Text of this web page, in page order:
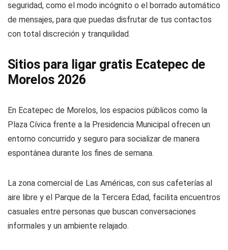
seguridad, como el modo incógnito o el borrado automático
de mensajes, para que puedas disfrutar de tus contactos
con total discreción y tranquilidad.
Sitios para ligar gratis Ecatepec de
Morelos 2026
En Ecatepec de Morelos, los espacios públicos como la
Plaza Cívica frente a la Presidencia Municipal ofrecen un
entorno concurrido y seguro para socializar de manera
espontánea durante los fines de semana.
La zona comercial de Las Américas, con sus cafeterías al
aire libre y el Parque de la Tercera Edad, facilita encuentros
casuales entre personas que buscan conversaciones
informales y un ambiente relajado.